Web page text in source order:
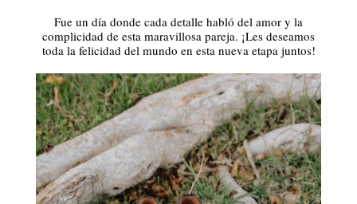
Fue un día donde cada detalle habló del amor y la
complicidad de esta maravillosa pareja. ¡Les deseamos
toda la felicidad del mundo en esta nueva etapa juntos!